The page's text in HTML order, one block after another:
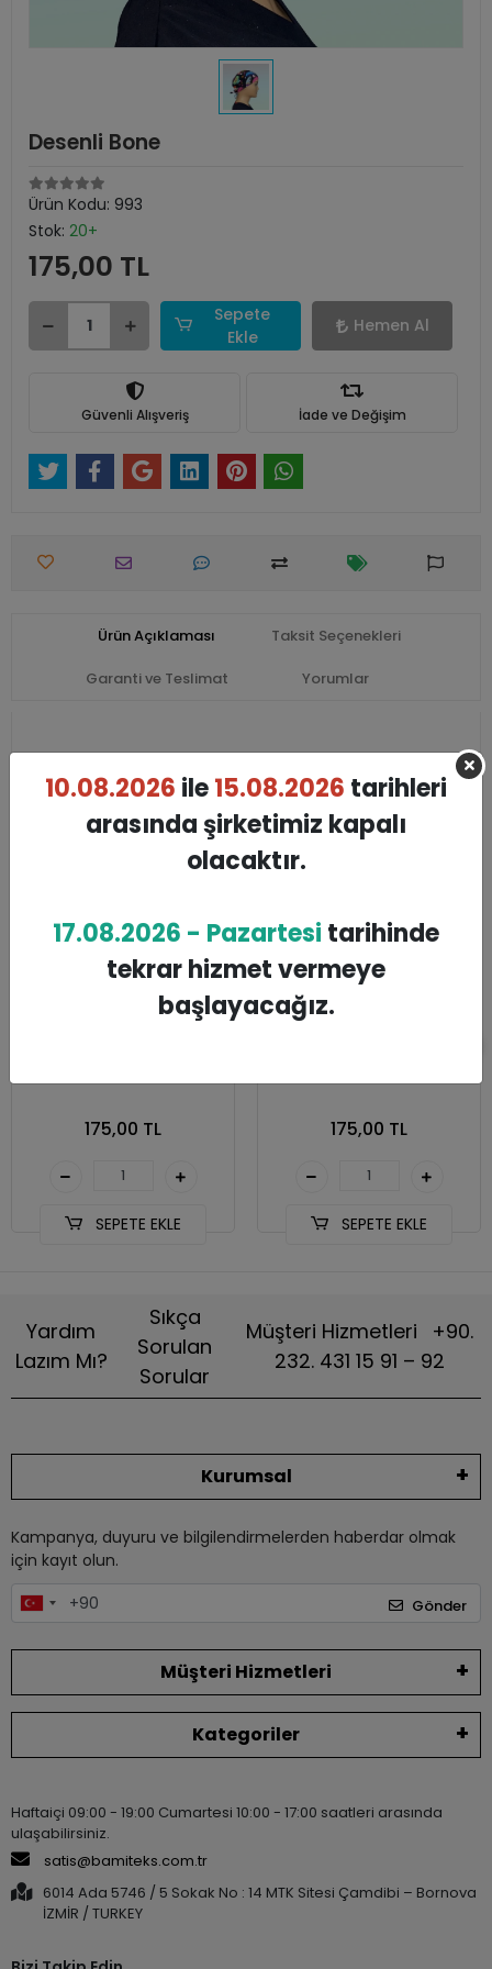
Desenli Bone
Ürün Kodu: 993
Stok: 20+
175,00 TL
Sepete
Ekle
Hemen Al
Güvenli Alışveriş İade ve Değişim
Ürün Açıklaması
Garanti ve Teslimat
Taksit Seçenekleri
Yorumlar
Benzer Ürünler
175,00 TL
SEPETE EKLE
175,00 TL
SEPETE EKLE
Yardım
Lazım Mı?
Sıkça
Sorulan
Sorular
Müşteri Hizmetleri
+90.
232. 431 15 91 – 92
Kurumsal
Kampanya, duyuru ve bilgilendirmelerden haberdar olmak
için kayıt olun.
Gönder
Müşteri Hizmetleri
Kategoriler
Haftaiçi 09:00 - 19:00 Cumartesi 10:00 - 17:00 saatleri arasında
ulaşabilirsiniz.
satis@bamiteks.com.tr
6014 Ada 5746 / 5 Sokak No : 14 MTK Sitesi Çamdibi – Bornova
İZMİR / TURKEY
10.08.2026 ile15.08.2026 tarihleri
arasında şirketimiz kapalı
olacaktır.
17.08.2026 - Pazartesi tarihinde
tekrar hizmet vermeye
başlayacağız.